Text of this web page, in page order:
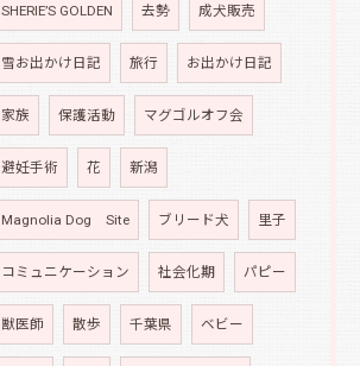
SHERIE’S GOLDEN 去勢 成犬販売
雪お出かけ日記 旅行 お出かけ日記
家族 保護活動 マグゴルオフ会
避妊手術 花 新潟
Magnolia Dog Site ブリード犬 里子
コミュニケーション 社会化期 パピー
獣医師 散歩 千葉県 ベビー